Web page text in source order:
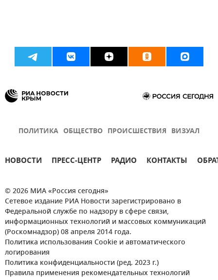
ПОЛИТИКА ОБЩЕСТВО ПРОИСШЕСТВИЯ ВИЗУАЛ
НОВОСТИ ПРЕСС-ЦЕНТР РАДИО КОНТАКТЫ
© 2026 МИА «Россия сегодня»
Сетевое издание РИА Новости зарегистрировано в
Федеральной службе по надзору в сфере связи,
информационных технологий и массовых коммуникаций
(Роскомнадзор) 08 апреля 2014 года.
Политика использования Cookie и автоматического
логирования
Политика конфиденциальности (ред. 2023 г.)
Правила применения рекомендательных технологий